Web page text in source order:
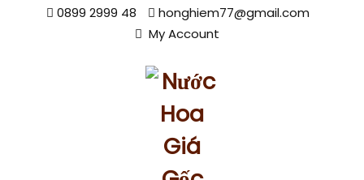
0899 2999 48
honghiem77@gmail.com
My Account